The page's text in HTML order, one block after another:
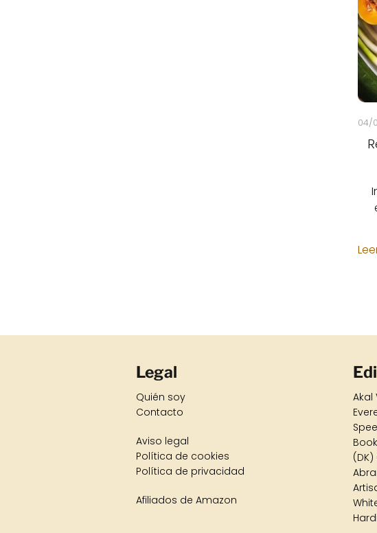
04/
Legal
Quién soy
Contacto
Aviso legal
Política de cookies
Política de privacidad
Afiliados de Amazon
Akal